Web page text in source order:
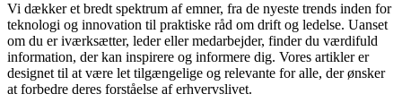
Vi dækker et bredt spektrum af emner, fra de nyeste trends inden for
teknologi og innovation til praktiske råd om drift og ledelse. Uanset
om du er iværksætter, leder eller medarbejder, finder du værdifuld
information, der kan inspirere og informere dig. Vores artikler er
designet til at være let tilgængelige og relevante for alle, der ønsker
at forbedre deres forståelse af erhvervslivet.